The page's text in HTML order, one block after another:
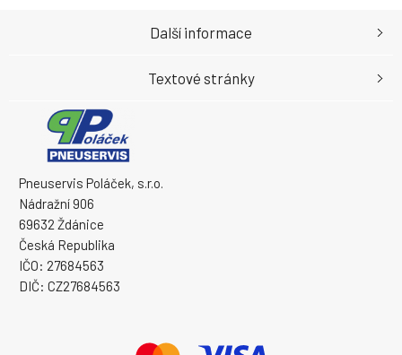
Pneuservis Poláček, s.r.o.
Nádražní 906
69632 Ždánice
Česká Republika
IČO: 27684563
DIČ: CZ27684563
Další informace
Textové stránky